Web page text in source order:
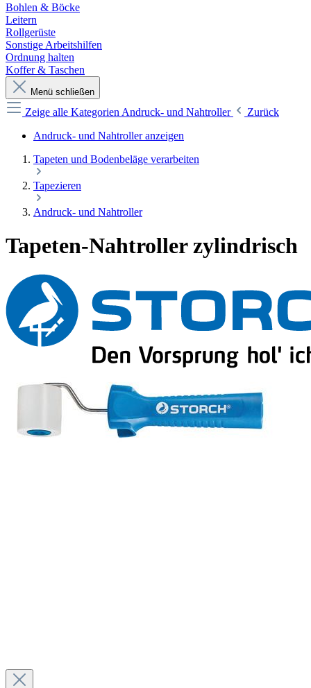
Bohlen & Böcke
Leitern
Rollgerüste
Sonstige Arbeitshilfen
Ordnung halten
Koffer & Taschen
Menü schließen
Zeige alle Kategorien Andruck- und Nahtroller
Zurück
Andruck- und Nahtroller anzeigen
Tapeten und Bodenbeläge verarbeiten
Tapezieren
Andruck- und Nahtroller
Tapeten-Nahtroller zylindrisch